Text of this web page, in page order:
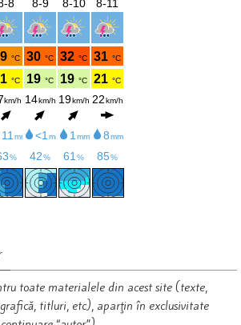
toate materialele din acest site (texte,
titluri, etc), aparţin în exclusivitate